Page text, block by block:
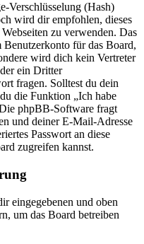
Verschlüsselung (Hash)
wird dir empfohlen, dieses
zu verwenden. Das
Benutzerkonto für das Board,
wird dich kein Vertreter
ein Dritter
fragen. Solltest du dein
die Funktion „Ich habe
phpBB-Software fragt
und deiner E-Mail-Adresse
Passwort an diese
zugreifen kannst.
eingegebenen und oben
um das Board betreiben